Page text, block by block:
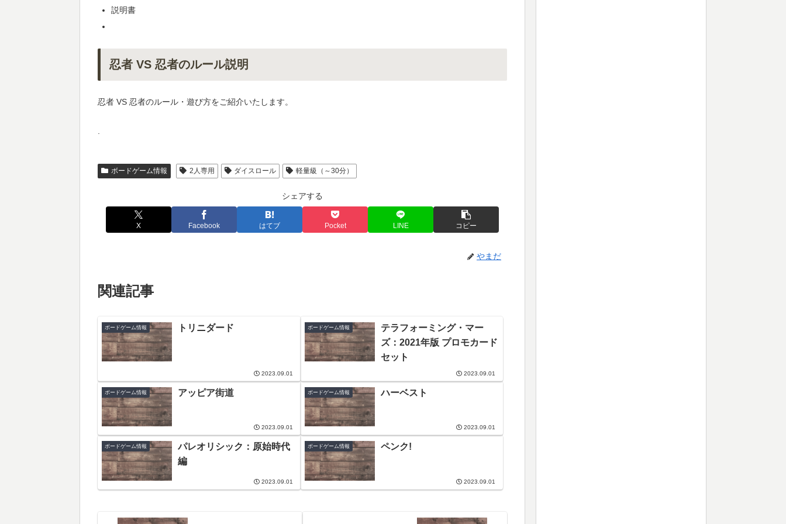
説明書
忍者 VS 忍者のルール説明
忍者 VS 忍者のルール・遊び方をご紹介いたします。
.
ボードゲーム情報 2人専用 ダイスロール 軽量級（～30分）
シェアする
X Facebook はてブ Pocket LINE コピー
やまだ
関連記事
ボードゲーム情報 トリニダード
2023.09.01
ボードゲーム情報
テラフォーミング・マー
ズ：2021年版 プロモカード
セット
2023.09.01
ボードゲーム情報 アッピア街道
2023.09.01
ボードゲーム情報 ハーベスト
2023.09.01
ボードゲーム情報
パレオリシック：原始時代
編
2023.09.01
ボードゲーム情報 ペンク!
2023.09.01